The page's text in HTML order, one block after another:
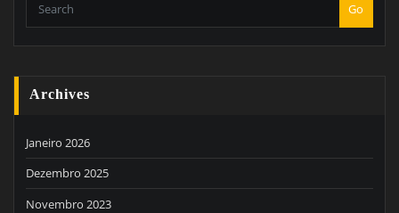
Go
Archives
Janeiro 2026
Dezembro 2025
Novembro 2023